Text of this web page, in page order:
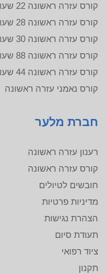
קורס עזרה ראשונה 22 שעות
קורס עזרה ראשונה 28 שעות
קורס עזרה ראשונה 30 שעות
קורס עזרה ראשונה 88 שעות
קורס עזרה ראשונה 44 שעות
קורס נאמני עזרה ראשונה
חברת מלער
רענון עזרה ראשונה
קורס עזרה ראשונה
חובשים לטיולים
מדיניות פרטיות
הצהרת נגישות
תעודת סיום
ציוד רפואי
תקנון